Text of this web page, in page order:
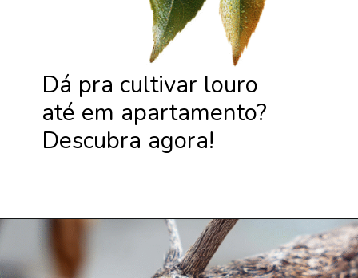
Dá pra cultivar louro
até em apartamento?
Descubra agora!